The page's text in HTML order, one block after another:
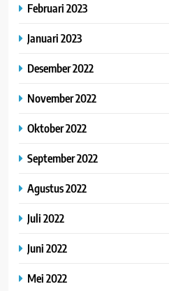
Februari 2023
Januari 2023
Desember 2022
November 2022
Oktober 2022
September 2022
Agustus 2022
Juli 2022
Juni 2022
Mei 2022